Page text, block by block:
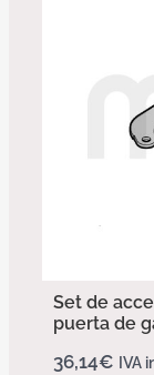
Set de
puerta de
36,14€ IVA